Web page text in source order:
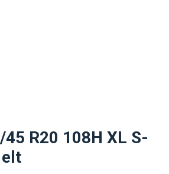
45 R20 108H XL S-